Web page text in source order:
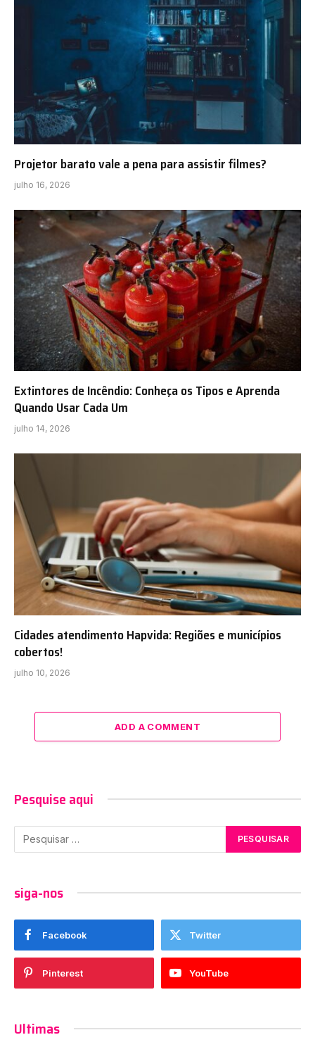
Projetor barato vale a pena para assistir filmes?
julho 16, 2026
Extintores de Incêndio: Conheça os Tipos e Aprenda
Quando Usar Cada Um
julho 14, 2026
Cidades atendimento Hapvida: Regiões e municípios
cobertos!
julho 10, 2026
ADD A COMMENT
Pesquise aqui
siga-nos
Facebook Twitter
Pinterest YouTube
Ultimas